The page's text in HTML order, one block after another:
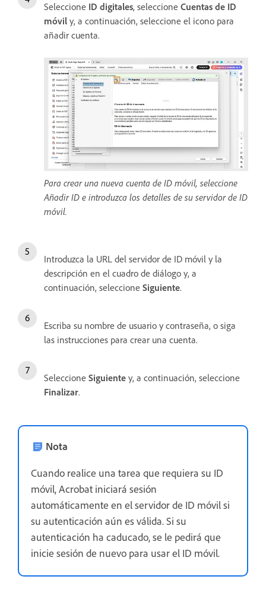
Seleccione ID digitales, seleccione Cuentas de ID
móvil y, a continuación, seleccione el icono para
añadir cuenta.
Para crear una nueva cuenta de ID móvil, seleccione
Añadir ID e introduzca los detalles de su servidor de ID
móvil.
Introduzca la URL del servidor de ID móvil y la
descripción en el cuadro de diálogo y, a
continuación, seleccione Siguiente.
Escriba su nombre de usuario y contraseña, o siga
las instrucciones para crear una cuenta.
Seleccione Siguiente y, a continuación, seleccione
Finalizar.
Nota
Cuando realice una tarea que requiera su ID
móvil, Acrobat iniciará sesión
automáticamente en el servidor de ID móvil si
su autenticación aún es válida. Si su
autenticación ha caducado, se le pedirá que
inicie sesión de nuevo para usar el ID móvil.